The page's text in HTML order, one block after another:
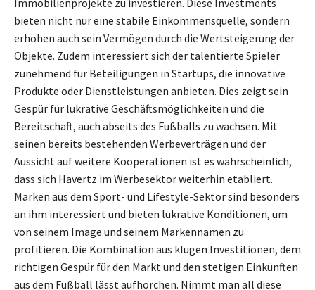
Immobilienprojekte zu investieren. Diese Investments
bieten nicht nur eine stabile Einkommensquelle, sondern
erhöhen auch sein Vermögen durch die Wertsteigerung der
Objekte. Zudem interessiert sich der talentierte Spieler
zunehmend für Beteiligungen in Startups, die innovative
Produkte oder Dienstleistungen anbieten. Dies zeigt sein
Gespür für lukrative Geschäftsmöglichkeiten und die
Bereitschaft, auch abseits des Fußballs zu wachsen. Mit
seinen bereits bestehenden Werbeverträgen und der
Aussicht auf weitere Kooperationen ist es wahrscheinlich,
dass sich Havertz im Werbesektor weiterhin etabliert.
Marken aus dem Sport- und Lifestyle-Sektor sind besonders
an ihm interessiert und bieten lukrative Konditionen, um
von seinem Image und seinem Markennamen zu
profitieren. Die Kombination aus klugen Investitionen, dem
richtigen Gespür für den Markt und den stetigen Einkünften
aus dem Fußball lässt aufhorchen. Nimmt man all diese